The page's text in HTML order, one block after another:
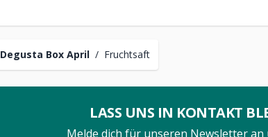
Degusta Box April / Fruchtsaft
LASS UNS IN KONTAKT
Melde dich für unseren Newsletter an